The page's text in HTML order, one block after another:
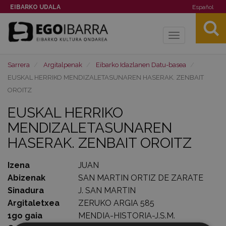
EIBARKO UDALA Español
Toggle
Sarrera Argitalpenak
Eibarko Idazlanen Datu-basea
EUSKAL HERRIKO MENDIZALETASUNAREN HASERAK. ZENBAIT
OROITZ
EUSKAL HERRIKO
MENDIZALETASUNAREN
HASERAK. ZENBAIT OROITZ
Izena
JUAN
Abizenak
SAN MARTIN ORTIZ DE ZARATE
Sinadura
J. SAN MARTIN
Argitaletxea
ZERUKO ARGIA 585
1go gaia
MENDIA-HISTORIA-J.S.M.